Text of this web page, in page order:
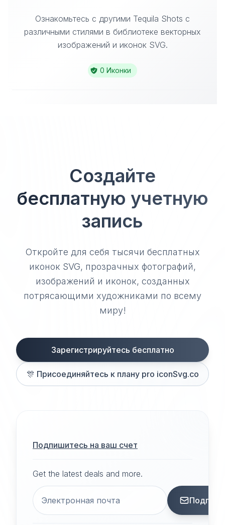
Ознакомьтесь с другими Tequila Shots с
различными стилями в библиотеке векторных
изображений и иконок SVG.
0 Иконки
Создайте
бесплатную учетную
запись
Откройте для себя тысячи бесплатных
иконок SVG, прозрачных фотографий,
изображений и иконок, созданных
потрясающими художниками по всему
миру!
Зарегистрируйтесь бесплатно
🎊 Присоединяйтесь к плану pro iconSvg.co
Подпишитесь на ваш счет
Get the latest deals and more.